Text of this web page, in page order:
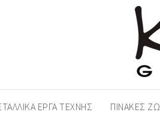
ΈΡΓΑ ΤΈΧΝΗΣ ΠΊΝΑΚΕΣ